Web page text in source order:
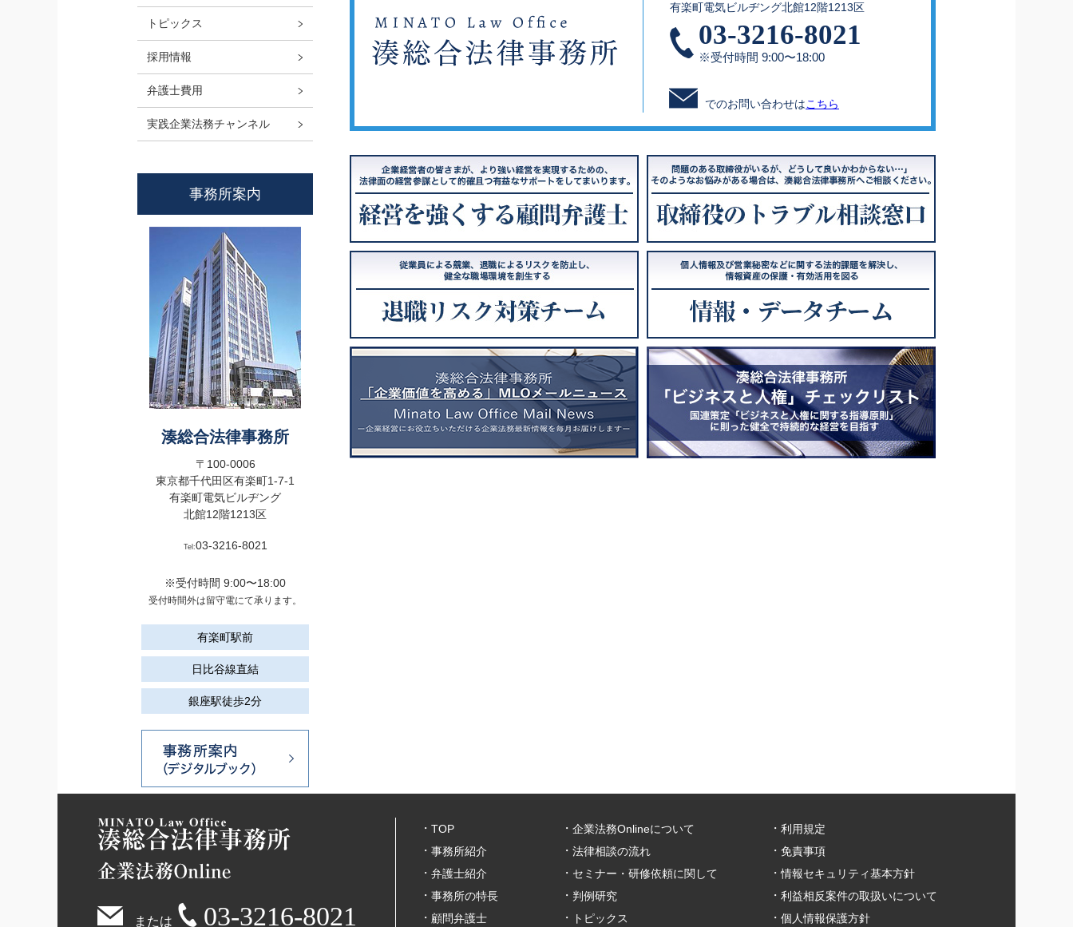
有楽町電気ビルヂング北館12階1213区
03-3216-8021
※受付時間 9:00〜18:00
でのお問い合わせはこちら
トピックス
採用情報
弁護士費用
実践企業法務チャンネル
事務所案内
湊総合法律事務所
〒100-0006
東京都千代田区有楽町1-7-1
有楽町電気ビルヂング
北館12階1213区
Tel:03-3216-8021
※受付時間 9:00〜18:00
受付時間外は留守電にて承ります。
有楽町駅前
日比谷線直結
銀座駅徒歩2分
または 03-3216-8021
TOP
事務所紹介
弁護士紹介
事務所の特長
顧問弁護士
企業法務Onlineについて
法律相談の流れ
セミナー・研修依頼に関して
判例研究
トピックス
利用規定
免責事項
情報セキュリティ基本方針
利益相反案件の取扱いについて
個人情報保護方針